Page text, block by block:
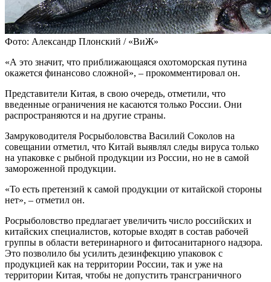
Фото: Александр Плонский / «ВиЖ»
«А это значит, что приближающаяся охотоморская путина
окажется финансово сложной», – прокомментировал он.
Представители Китая, в свою очередь, отметили, что
введенные ограничения не касаются только России. Они
распространяются и на другие страны.
Замруководителя Росрыболовства Василий Соколов на
совещании отметил, что Китай выявлял следы вируса только
на упаковке с рыбной продукции из России, но не в самой
замороженной продукции.
«То есть претензий к самой продукции от китайской стороны
нет», – отметил он.
Росрыболовство предлагает увеличить число российских и
китайских специалистов, которые входят в состав рабочей
группы в области ветеринарного и фитосанитарного надзора.
Это позволило бы усилить дезинфекцию упаковок с
продукцией как на территории России, так и уже на
территории Китая, чтобы не допустить трансграничного